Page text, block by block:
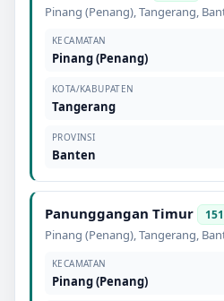
Pinang (Penang),Tangerang,
KECAMATAN
Pinang (Penang)
KOTA/KABUPATEN
Tangerang
PROVINSI
Banten
Panunggangan Timur
Pinang (Penang),Tangerang,
KECAMATAN
Pinang (Penang)